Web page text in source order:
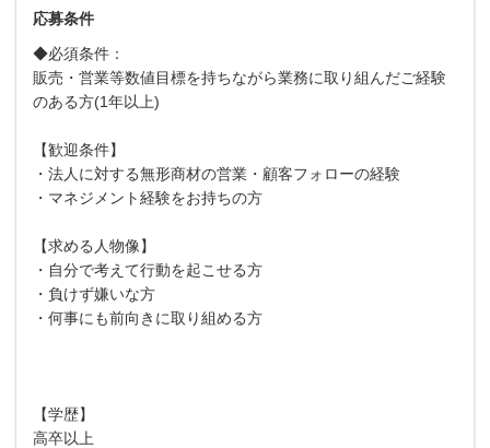
応募条件
◆必須条件：
販売・営業等数値⽬標を持ちながら業務に取り組んだご経験
のある⽅(1年以上)
【歓迎条件】
・法⼈に対する無形商材の営業・顧客フォローの経験
・マネジメント経験をお持ちの⽅
【求める⼈物像】
・⾃分で考えて⾏動を起こせる⽅
・負けず嫌いな⽅
・何事にも前向きに取り組める⽅
【学歴】
高卒以上